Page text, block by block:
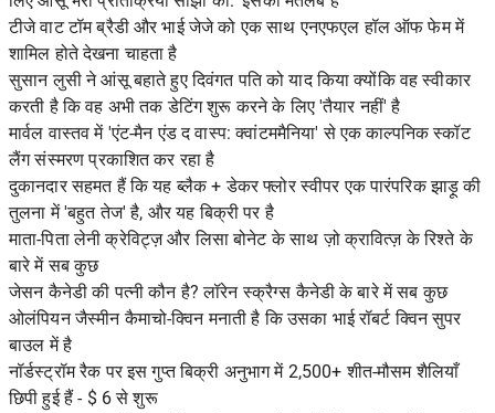
टीजे वाट टॉम ब्रैडी और भाई जेजे को एक साथ एनएफएल हॉल ऑफ फेम में
शामिल होते देखना चाहता है
सुसान लुसी ने आंसू बहाते हुए दिवंगत पति को याद किया क्योंकि वह स्वीकार
करती है कि वह अभी तक डेटिंग शुरू करने के लिए 'तैयार नहीं' है
मार्वल वास्तव में 'एंट-मैन एंड द वास्प: क्वांटममैनिया' से एक काल्पनिक स्कॉट
लैंग संस्मरण प्रकाशित कर रहा है
दुकानदार सहमत हैं कि यह ब्लैक + डेकर फ्लोर स्वीपर एक पारंपरिक झाड़ू की
तुलना में 'बहुत तेज' है, और यह बिक्री पर है
माता-पिता लेनी क्रेविट्ज़ और लिसा बोनेट के साथ ज़ो क्रावित्ज़ के रिश्ते के
बारे में सब कुछ
जेसन कैनेडी की पत्नी कौन है? लॉरेन स्क्रैग्स कैनेडी के बारे में सब कुछ
ओलंपियन जैस्मीन कैमाचो-क्विन मनाती है कि उसका भाई रॉबर्ट क्विन सुपर
बाउल में है
नॉर्डस्ट्रॉम रैक पर इस गुप्त बिक्री अनुभाग में 2,500+ शीत-मौसम शैलियाँ
छिपी हुई हैं - $ 6 से शुरू